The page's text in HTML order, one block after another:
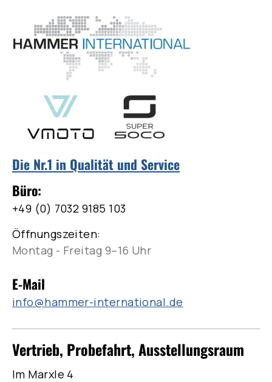
Die Nr.1 in Qualität und Service
Büro:
+49 (0) 7032 9185 103
Öffnungszeiten:
Montag - Freitag 9–16 Uhr
E-Mail
info@hammer-international.de
Vertrieb, Probefahrt, Ausstellungsraum
Im Marxle 4